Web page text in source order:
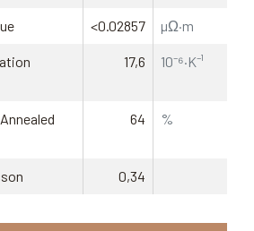
<0.02857 µΩ·m
17,6 10⁻⁶·K⁻¹
64 %
0,34